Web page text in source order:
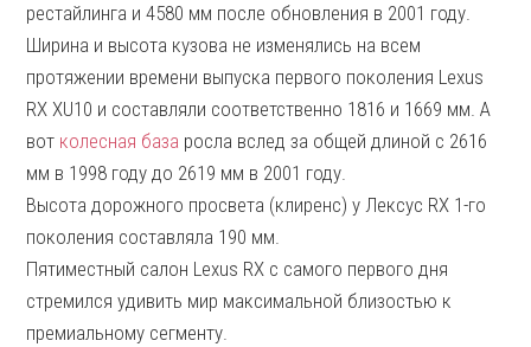
рестайлинга и 4580 мм после обновления в 2001 году.
Ширина и высота кузова не изменялись на всем
протяжении времени выпуска первого поколения Lexus
RX XU10 и составляли соответственно 1816 и 1669 мм. А
вот колесная база росла вслед за общей длиной с 2616
мм в 1998 году до 2619 мм в 2001 году.
Высота дорожного просвета (клиренс) у Лексус RX 1-го
поколения составляла 190 мм.
Пятиместный салон Lexus RX с самого первого дня
стремился удивить мир максимальной близостью к
премиальному сегменту.